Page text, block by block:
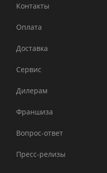
Контакты
Оплата
Доставка
Сервис
Дилерам
Франшиза
Вопрос-ответ
Пресс-релизы